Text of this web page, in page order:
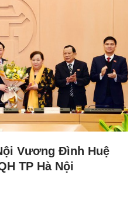
Vương Đình Huệ
TP Hà Nội